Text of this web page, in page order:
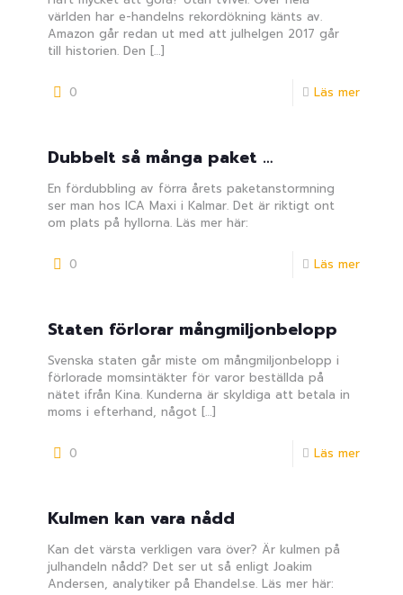
världen har e-handelns rekordökning känts av.
Amazon går redan ut med att julhelgen 2017 går
till historien. Den […]
0 Läs mer
Dubbelt så många paket …
En fördubbling av förra årets paketanstormning
ser man hos ICA Maxi i Kalmar. Det är riktigt ont
om plats på hyllorna. Läs mer här:
0 Läs mer
Staten förlorar mångmiljonbelopp
Svenska staten går miste om mångmiljonbelopp i
förlorade momsintäkter för varor beställda på
nätet ifrån Kina. Kunderna är skyldiga att betala in
moms i efterhand, något […]
0 Läs mer
Kulmen kan vara nådd
Kan det värsta verkligen vara över? Är kulmen på
julhandeln nådd? Det ser ut så enligt Joakim
Andersen, analytiker på Ehandel.se. Läs mer här: